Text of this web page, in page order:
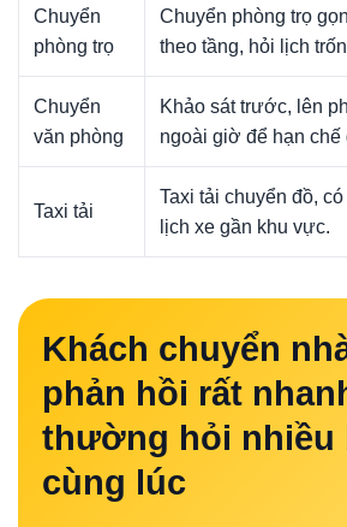
Chuyển
phòng trọ
Chuyển phòng trọ
theo tầng, hỏi lịch
Chuyển
văn phòng
Khảo sát trước, lên
ngoài giờ để hạn chế
Taxi tải
Taxi tải chuyển đồ,
lịch xe gần khu vực.
Khách chuyển
phản hồi rất
thường hỏi nhiều
cùng lúc